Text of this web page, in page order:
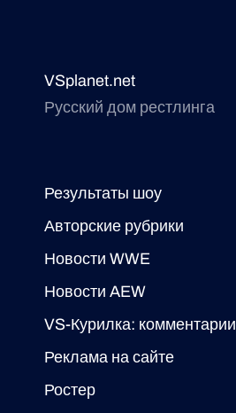
VSplanet.net
Русский дом рестлинга
Результаты шоу
Авторские рубрики
Новости WWE
Новости AEW
VS-Курилка: комментарии
Реклама на сайте
Ростер